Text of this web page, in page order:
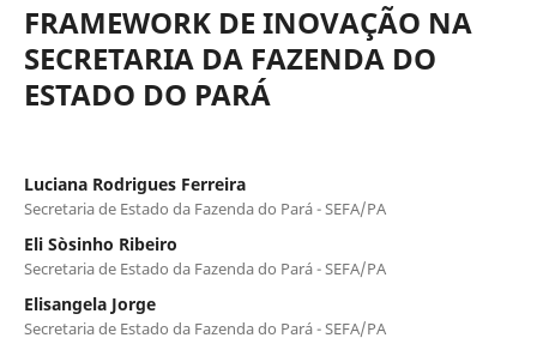
FRAMEWORK DE INOVAÇÃO NA
SECRETARIA DA FAZENDA DO
ESTADO DO PARÁ
Luciana Rodrigues Ferreira
Secretaria de Estado da Fazenda do Pará - SEFA/PA
Eli Sòsinho Ribeiro
Secretaria de Estado da Fazenda do Pará - SEFA/PA
Elisangela Jorge
Secretaria de Estado da Fazenda do Pará - SEFA/PA